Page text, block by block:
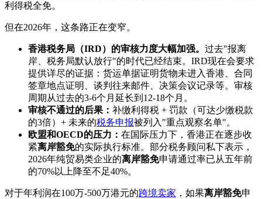
利得税全免。
但在2026年，这条路正在变窄。
香港税务局（IRD）的审核力度大幅加强。 过去"报离
岸、税务局默认放行"的时代已经结束。IRD现在会要求
提供详尽的证据：货运单据证明货物未进入香港、合同
签章地点证明、谈判往来邮件、决策会议记录等。审核
周期从过去的3-6个月延长到12-18个月。
审核不通过的后果： 补缴利得税 + 罚款（可达少缴税款
的3倍）+ 未来的税务申报被列入"重点观察名单"。
欧盟和OECD的压力： 在国际压力下，香港正在逐步收
紧离岸豁免的实际执行标准。部分税务顾问私下表示，
2026年纯贸易类企业的离岸豁免申请通过率已从五年前
的70%以上降至不足40%。
对于年利润在100万-500万港元的跨境卖家 ，如果离岸豁免申